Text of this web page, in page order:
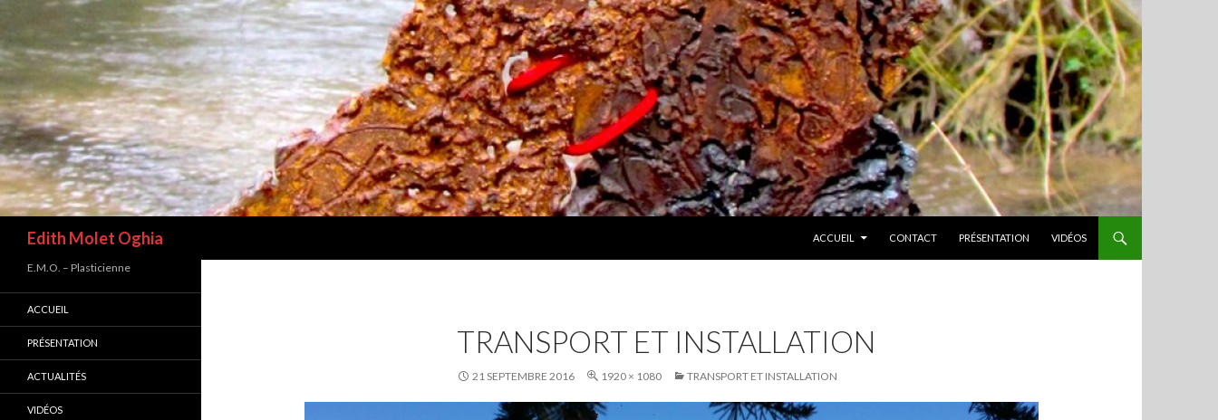
Edith Molet Oghia
ACCUEIL
CONTACT PRÉSENTATION VIDÉOS
TRANSPORT ET INSTALLATION
21 SEPTEMBRE 2016 1920 × 1080 TRANSPORT ET INSTALLATION
E.M.O. – Plasticienne
ACCUEIL
PRÉSENTATION
ACTUALITÉS
VIDÉOS